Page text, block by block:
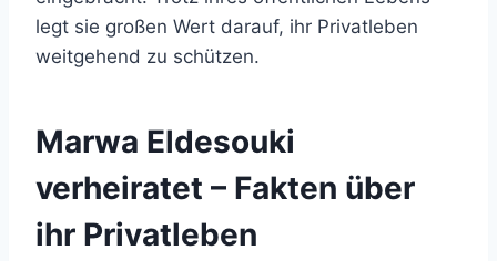
legt sie großen Wert darauf, ihr Privatleben
weitgehend zu schützen.
Marwa Eldesouki
verheiratet – Fakten über
ihr Privatleben